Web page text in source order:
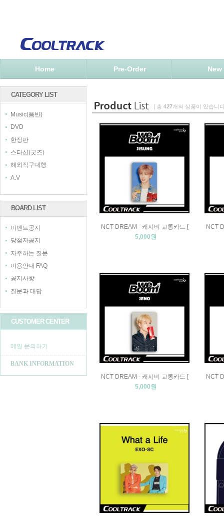
Home Pre-Order New
CATEGORY LIST
Music(음반)
DVD
한정판
스타샵(굿즈)
해외직구대행
A.V
BOARD LIST
이벤트공지
당첨자공지
자주하는 질문
이용안내 FAQ
공지사항
질문과 대답
CUSTOMER CENTER
메일 문의하기
BANK INFORMATION
| 총 427개의 상품이 있습니
NCT DREAM - 캐시비 교통카드 [
5,000원
NCT
NCT DREAM - 캐시비 교통카드 [
5,000원
NCT